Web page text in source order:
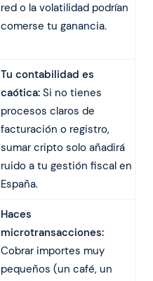
red o la volatilidad podrían
comerse tu ganancia.
Tu contabilidad es
caótica:Si no tienes
procesos claros de
facturación o registro,
sumar cripto solo añadirá
ruido a tu gestión fiscal en
España.
Haces
microtransacciones:
Cobrar importes muy
pequeños (un café, un